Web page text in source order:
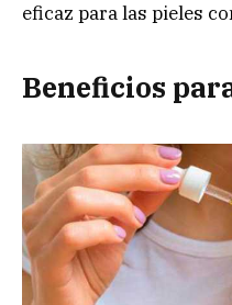
eficaz para las pieles
Beneficios